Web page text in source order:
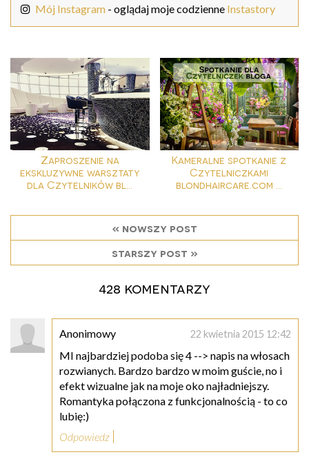
Mój Instagram - oglądaj moje codzienne Instastory
Zaproszenie na
ekskluzywne warsztaty
dla Czytelników bl...
Kameralne spotkanie z
Czytelniczkami
blondhaircare.com ...
« nowszy post
starszy post »
428 komentarzy
Anonimowy 22 kwietnia 2015 12:42
MI najbardziej podoba się 4 --> napis na włosach
rozwianych. Bardzo bardzo w moim guście, no i
efekt wizualne jak na moje oko najładniejszy.
Romantyka połączona z funkcjonalnością - to co
lubię:)
Odpowiedz